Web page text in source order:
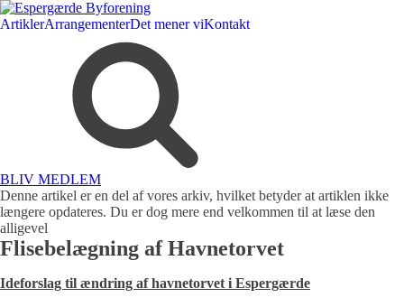
ArtiklerArrangementerDet mener viKontakt
BLIV MEDLEM
Denne artikel er en del af vores arkiv, hvilket betyder at artiklen ikke
længere opdateres. Du er dog mere end velkommen til at læse den
alligevel
Flisebelægning af Havnetorvet
Ideforslag til ændring af havnetorvet i Espergærde